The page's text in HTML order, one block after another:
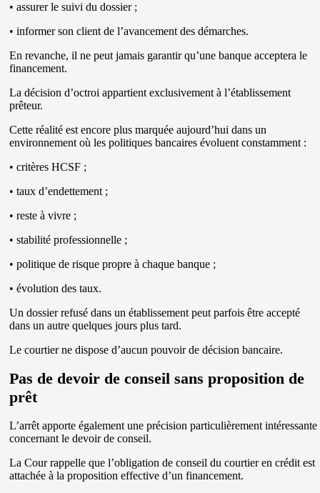
• assurer le suivi du dossier ;
• informer son client de l’avancement des démarches.
En revanche, il ne peut jamais garantir qu’une banque acceptera le
financement.
La décision d’octroi appartient exclusivement à l’établissement
prêteur.
Cette réalité est encore plus marquée aujourd’hui dans un
environnement où les politiques bancaires évoluent constamment :
• critères HCSF ;
• taux d’endettement ;
• reste à vivre ;
• stabilité professionnelle ;
• politique de risque propre à chaque banque ;
• évolution des taux.
Un dossier refusé dans un établissement peut parfois être accepté
dans un autre quelques jours plus tard.
Le courtier ne dispose d’aucun pouvoir de décision bancaire.
Pas de devoir de conseil sans proposition de
prêt
L’arrêt apporte également une précision particulièrement intéressante
concernant le devoir de conseil.
La Cour rappelle que l’obligation de conseil du courtier en crédit est
attachée à la proposition effective d’un financement.